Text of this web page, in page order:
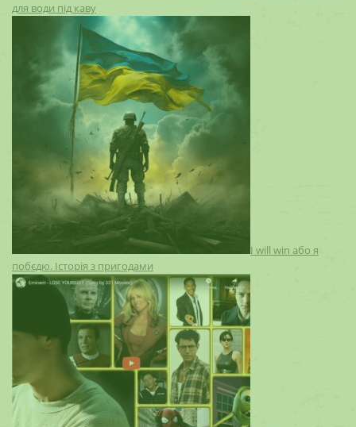
для води під каву
I will win або я
побєдю. Історія з пригодами